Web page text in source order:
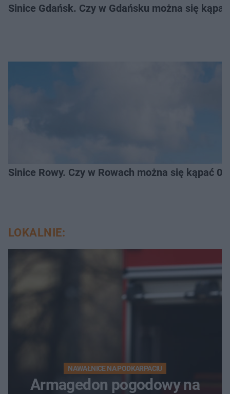
Sinice Gdańsk. Czy w Gdańsku można się
Sinice Rowy. Czy w Rowach można się kąpać
LOKALNIE:
NAWAŁNICE NA PODKARPACIU
Armagedon pogodowy na